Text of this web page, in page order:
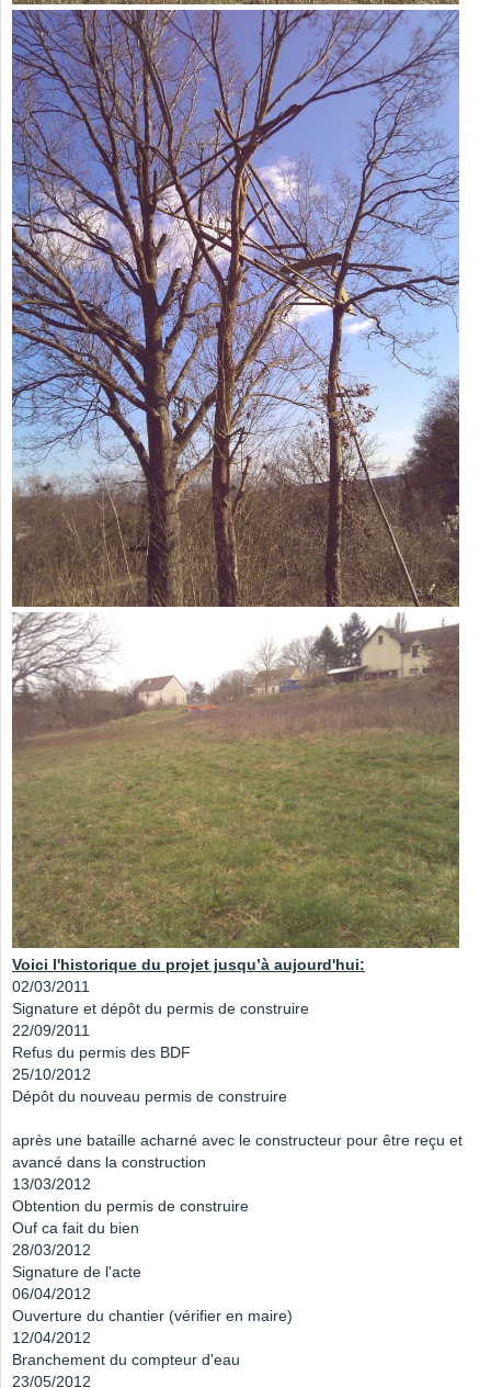
Voici l'historique du projet jusqu’à aujourd'hui:
02/03/2011
Signature et dépôt du permis de construire
22/09/2011
Refus du permis des BDF
25/10/2012
Dépôt du nouveau permis de construire
après une bataille acharné avec le constructeur pour être reçu et
avancé dans la construction
13/03/2012
Obtention du permis de construire
Ouf ca fait du bien
28/03/2012
Signature de l'acte
06/04/2012
Ouverture du chantier (vérifier en maire)
12/04/2012
Branchement du compteur d'eau
23/05/2012